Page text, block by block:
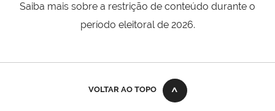
Saiba mais sobre a restrição de conteúdo durante o
período eleitoral de 2026.
VOLTAR AO TOPO